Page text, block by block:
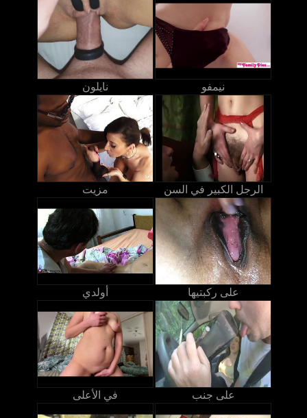
نايلون نيمفو
مزيت الرجل الكبير في السن
أولدي على ركبتيها
في الأعلى على جنب